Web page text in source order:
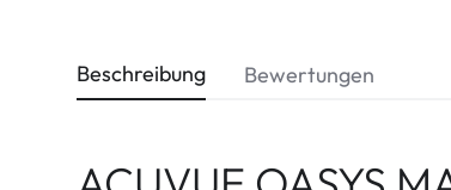
Beschreibung Bewertungen